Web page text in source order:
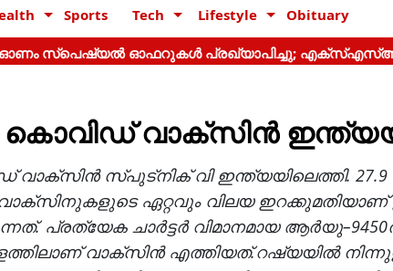
Sports Tech Lifestyle Obituary
വാക്സിൻ
വാക്സിൻ സ്പുട്നിക് വി ഇന്ത്യയിലെത്തി.
ഏറ്റവും വിലയ ഇറക്കുമതിയാണ്
പ്രത്യേക ചാർട്ടർ വിമാനമായ
വാക്സിൻ എത്തിയത്.റഷ്യയിൽ